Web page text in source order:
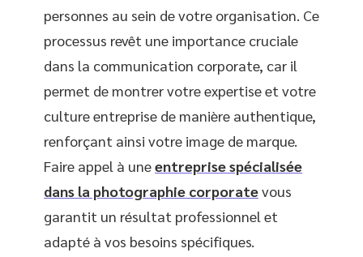
personnes au sein de votre organisation. Ce
processus revêt une importance cruciale
dans la communication corporate, car il
permet de montrer votre expertise et votre
culture entreprise de manière authentique,
renforçant ainsi votre image de marque.
Faire appel à uneentreprise spécialisée
dans la photographie corporatevous
garantit un résultat professionnel et
adapté à vos besoins spécifiques.